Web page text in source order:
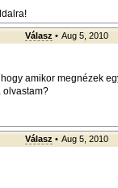
Válasz • Aug 5, 2010
amikor megnézek
olvastam?
Válasz • Aug 5, 2010